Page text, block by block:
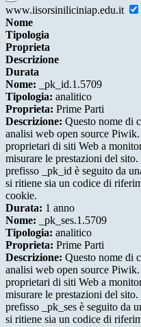
www.iisorsiniliciniap.edu.it
Nome
Tipologia
Proprieta
Descrizione
Durata
Nome: _pk_id.1.5709
Tipologia: analitico
Proprieta: Prime Parti
Descrizione: Questo nome di
analisi web open source
proprietari di siti Web a
misurare le prestazioni del
prefisso _pk_id è seguito da
si ritiene sia un codice di
cookie.
Durata: 1 anno
Nome: _pk_ses.1.5709
Tipologia: analitico
Proprieta: Prime Parti
Descrizione: Questo nome di
analisi web open source
proprietari di siti Web a
misurare le prestazioni del
prefisso _pk_ses è seguito da
si ritiene sia un codice di